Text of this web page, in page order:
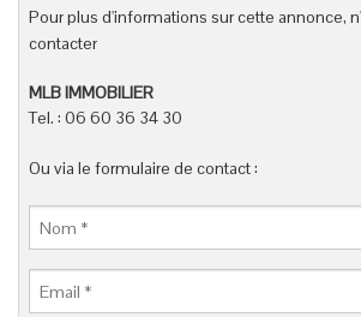
Pour plus d'informations sur cette annonce,
contacter
MLB IMMOBILIER
Tel. : 06 60 36 34 30
Ou via le formulaire de contact :